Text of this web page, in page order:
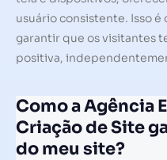
usuário consistente. Isso é
garantir que os visitantes
positiva,
Como a Agência
Criação de Site
do meu site?